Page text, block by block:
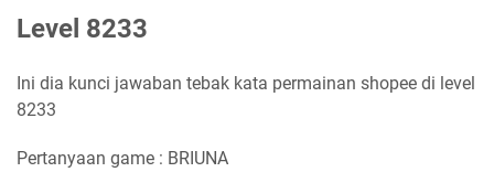
Level 8233
Ini dia kunci jawaban tebak kata permainan shopee di level
8233
Pertanyaan game : BRIUNA